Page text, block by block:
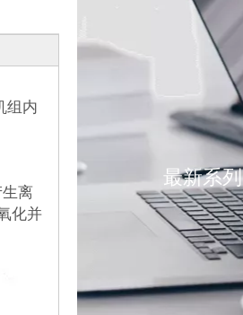
组内
离
化并
最新系列